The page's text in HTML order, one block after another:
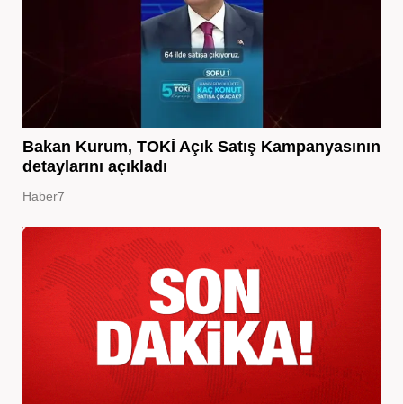
Bakan Kurum, TOKİ Açık Satış Kampanyasının
detaylarını açıkladı
Haber7